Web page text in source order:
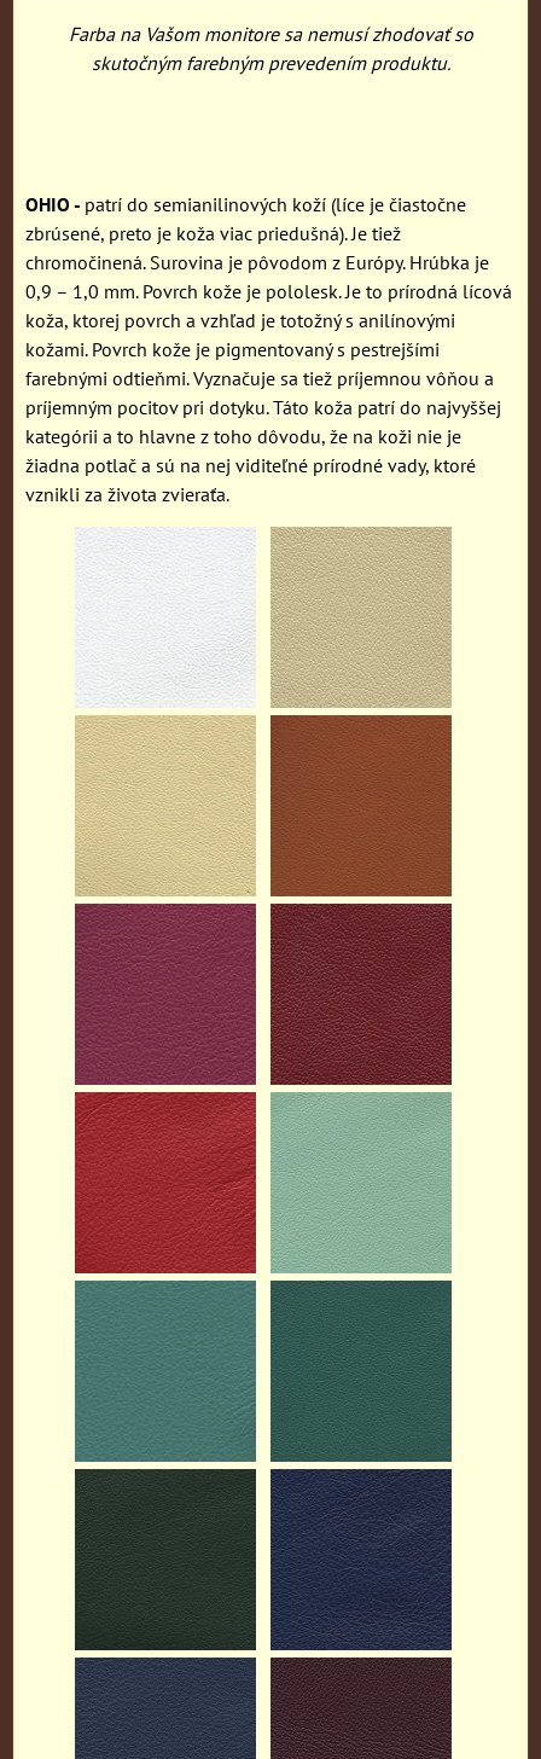
Farba na Vašom monitore sa nemusí zhodovať so
skutočným farebným prevedením produktu.
OHIO - patrí do semianilinových koží (líce je čiastočne
zbrúsené, preto je koža viac priedušná). Je tiež
chromočinená. Surovina je pôvodom z Európy. Hrúbka je
0,9 – 1,0 mm. Povrch kože je pololesk. Je to prírodná lícová
koža, ktorej povrch a vzhľad je totožný s anilínovými
kožami. Povrch kože je pigmentovaný s pestrejšími
farebnými odtieňmi. Vyznačuje sa tiež príjemnou vôňou a
príjemným pocitov pri dotyku. Táto koža patrí do najvyššej
kategórii a to hlavne z toho dôvodu, že na koži nie je
žiadna potlač a sú na nej viditeľné prírodné vady, ktoré
vznikli za života zvieraťa.